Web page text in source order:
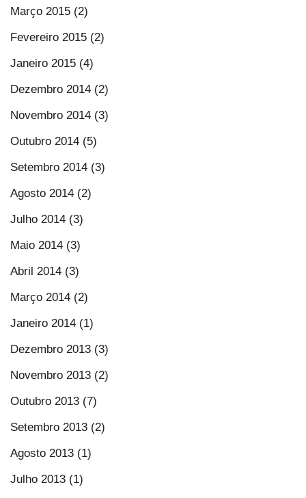
Março 2015 (2)
Fevereiro 2015 (2)
Janeiro 2015 (4)
Dezembro 2014 (2)
Novembro 2014 (3)
Outubro 2014 (5)
Setembro 2014 (3)
Agosto 2014 (2)
Julho 2014 (3)
Maio 2014 (3)
Abril 2014 (3)
Março 2014 (2)
Janeiro 2014 (1)
Dezembro 2013 (3)
Novembro 2013 (2)
Outubro 2013 (7)
Setembro 2013 (2)
Agosto 2013 (1)
Julho 2013 (1)